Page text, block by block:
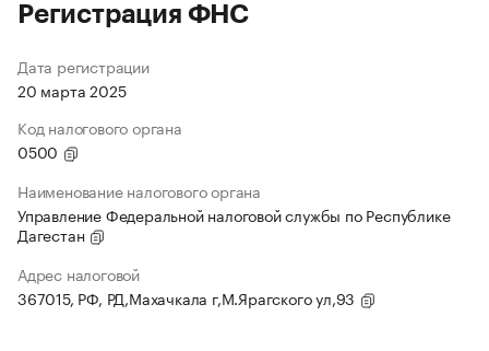
Регистрация ФНС
Дата регистрации
20 марта 2025
Код налогового органа
0500
Наименование налогового органа
Управление Федеральной налоговой службы по Республике
Дагестан
Адрес налоговой
367015, РФ, РД,Махачкала г,М.Ярагского ул,93